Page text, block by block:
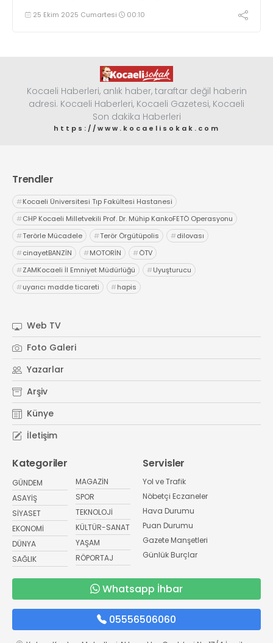
25 Ekim 2025 Cumartesi 00:10
Kocaeli Haberleri, anlık haber, taraftar değil haberin
adresi. Kocaeli Haberleri, Kocaeli Gazetesi, Kocaeli
Son dakika Haberleri
https://www.kocaelisokak.com
Trendler
#Kocaeli Üniversitesi Tıp Fakültesi Hastanesi
#CHP Kocaeli Milletvekili Prof. Dr. Mühip KankoFETÖ Operasyonu
#Terörle Mücadele #Terör Örgütüpolis #dilovası
#cinayetBANZİN #MOTORİN #ÖTV
#ZAMKocaeli İl Emniyet Müdürlüğü #Uyuşturucu
#uyarıcı madde ticareti #hapis
Web TV
Foto Galeri
Yazarlar
Arşiv
Künye
İletişim
Kategoriler
GÜNDEM
ASAYİŞ
SİYASET
EKONOMİ
DÜNYA
SAĞLIK
MAGAZİN
SPOR
TEKNOLOJİ
KÜLTÜR-SANAT
YAŞAM
RÖPORTAJ
Servisler
Yol ve Trafik
Nöbetçi Eczaneler
Hava Durumu
Puan Durumu
Gazete Manşetleri
Günlük Burçlar
Whatsapp İhbar
05556506060